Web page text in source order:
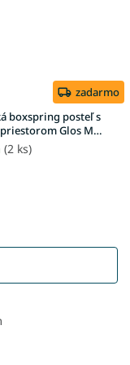
zadarmo
boxspring posteľ s
Glos M
(2 ks)